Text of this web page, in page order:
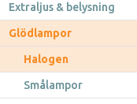
Extraljus & belysning
Glödlampor
Halogen
Smålampor